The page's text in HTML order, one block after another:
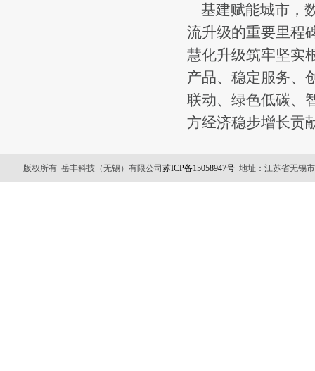
基建赋能城市，
流升级的重要里程
慧化升级筑牢坚实
产品、稳定服务、
联动、绿色低碳、
方经济稳步增长贡
版权所有 岳丰科技（无锡）有限公司苏ICP备15058947号 地址：江苏省无锡